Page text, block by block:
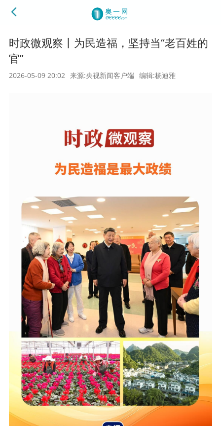
时政微观察丨为民造福，坚持当“老百姓的
官”
2026-05-09 20:02 来源:央视新闻客户端 编辑:杨迪雅